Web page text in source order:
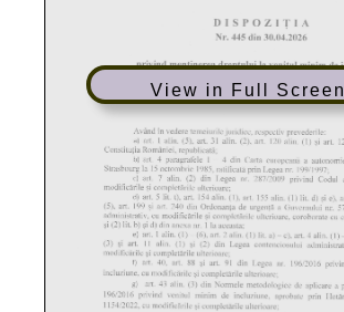
View in Full Screen